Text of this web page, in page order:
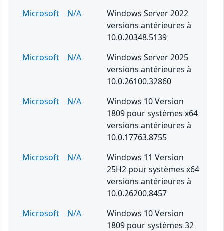
Microsoft
N/A
Windows Server 2022
versions antérieures à
10.0.20348.5139
Microsoft
N/A
Windows Server 2025
versions antérieures à
10.0.26100.32860
Microsoft
N/A
Windows 10 Version
1809 pour systèmes x64
versions antérieures à
10.0.17763.8755
Microsoft
N/A
Windows 11 Version
25H2 pour systèmes x64
versions antérieures à
10.0.26200.8457
Microsoft
N/A
Windows 10 Version
1809 pour systèmes 32